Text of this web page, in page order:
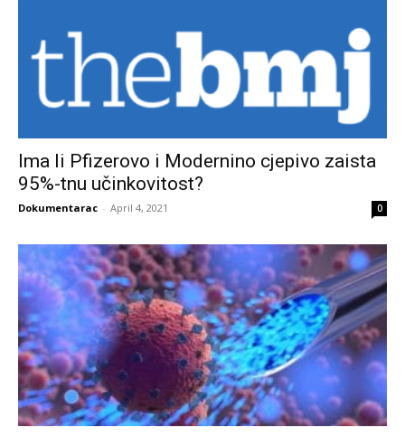
Ima li Pfizerovo i Modernino cjepivo zaista
95%-tnu učinkovitost?
Dokumentarac - April 4, 2021 0